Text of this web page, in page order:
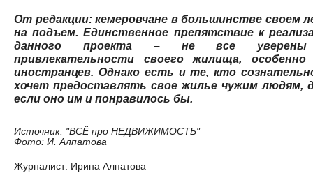
От редакции: кемеровчане в большинстве своем
на подъем. Единственное препятствие к
данного проекта – не все
привлекательности своего жилища, особенно
иностранцев. Однако есть и те, кто
хочет предоставлять свое жилье чужим людям,
если оно им и понравилось бы.
Источник: "ВСЁ про НЕДВИЖИМОСТЬ"
Фото: И. Алпатова
Журналист: Ирина Алпатова